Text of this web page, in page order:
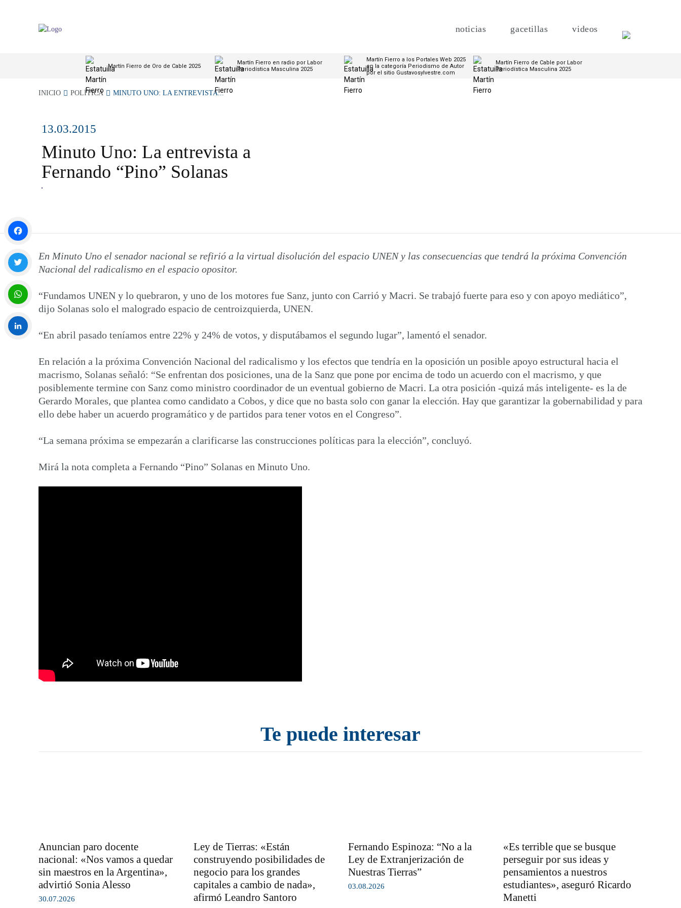
noticias gacetillas videos
Martín Fierro de Oro de Cable 2025
Martín Fierro en radio por Labor
Periodística Masculina 2025
Martín Fierro a los Portales Web 2025
en la categoría Periodismo de Autor
por el sitio Gustavosylvestre.com
Martín Fierro de Cable por Labor
Periodística Masculina 2025
INICIO POLÍTICA MINUTO UNO: LA ENTREVISTA...
13.03.2015
Minuto Uno: La entrevista a
Fernando “Pino” Solanas
En Minuto Uno el senador nacional se refirió a la virtual disolución del espacio UNEN y las consecuencias que tendrá la próxima Convención
Nacional del radicalismo en el espacio opositor.
“Fundamos UNEN y lo quebraron, y uno de los motores fue Sanz, junto con Carrió y Macri. Se trabajó fuerte para eso y con apoyo mediático”,
dijo Solanas solo el malogrado espacio de centroizquierda, UNEN.
“En abril pasado teníamos entre 22% y 24% de votos, y disputábamos el segundo lugar”, lamentó el senador.
En relación a la próxima Convención Nacional del radicalismo y los efectos que tendría en la oposición un posible apoyo estructural hacia el
macrismo, Solanas señaló: “Se enfrentan dos posiciones, una de la Sanz que pone por encima de todo un acuerdo con el macrismo, y que
posiblemente termine con Sanz como ministro coordinador de un eventual gobierno de Macri. La otra posición -quizá más inteligente- es la de
Gerardo Morales, que plantea como candidato a Cobos, y dice que no basta solo con ganar la elección. Hay que garantizar la gobernabilidad y para
ello debe haber un acuerdo programático y de partidos para tener votos en el Congreso”.
“La semana próxima se empezarán a clarificarse las construcciones políticas para la elección”, concluyó.
Mirá la nota completa a Fernando “Pino” Solanas en Minuto Uno.
Te puede interesar
Anuncian paro docente
nacional: «Nos vamos a quedar
sin maestros en la Argentina»,
advirtió Sonia Alesso
30.07.2026
Ley de Tierras: «Están
construyendo posibilidades de
negocio para los grandes
capitales a cambio de nada»,
afirmó Leandro Santoro
Fernando Espinoza: “No a la
Ley de Extranjerización de
Nuestras Tierras”
03.08.2026
«Es terrible que se busque
perseguir por sus ideas y
pensamientos a nuestros
estudiantes», aseguró Ricardo
Manetti
Facebook
Twitter
WhatsApp